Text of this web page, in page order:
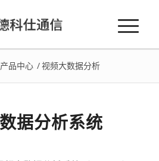
产品中心 /视频大数据分析
据分析系统